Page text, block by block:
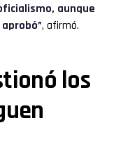
aunque
, afirmó.
los